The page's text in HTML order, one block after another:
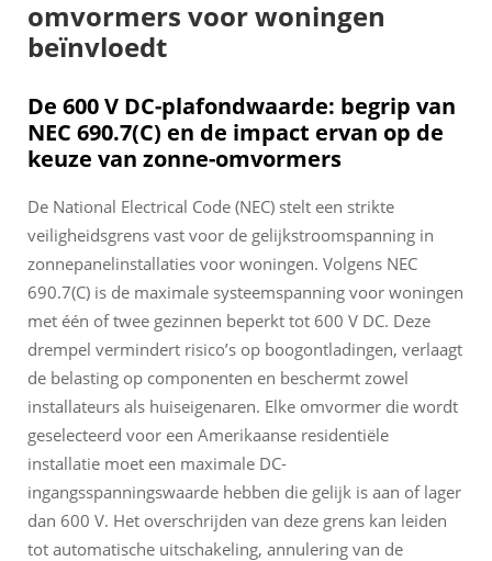
omvormers voor woningen
beïnvloedt
De 600 V DC-plafondwaarde: begrip van
NEC 690.7(C) en de impact ervan op de
keuze van zonne-omvormers
De National Electrical Code (NEC) stelt een strikte
veiligheidsgrens vast voor de gelijkstroomspanning in
zonnepanelinstallaties voor woningen. Volgens NEC
690.7(C) is de maximale systeemspanning voor woningen
met één of twee gezinnen beperkt tot 600 V DC. Deze
drempel vermindert risico’s op boogontladingen, verlaagt
de belasting op componenten en beschermt zowel
installateurs als huiseigenaren. Elke omvormer die wordt
geselecteerd voor een Amerikaanse residentiële
installatie moet een maximale DC-
ingangsspanningswaarde hebben die gelijk is aan of lager
dan 600 V. Het overschrijden van deze grens kan leiden
tot automatische uitschakeling, annulering van de